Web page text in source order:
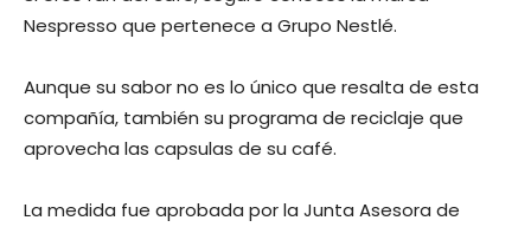
Nespresso que pertenece a Grupo Nestlé.
Aunque su sabor no es lo único que resalta de esta
compañía, también su programa de reciclaje que
aprovecha las capsulas de su café.
La medida fue aprobada por la Junta Asesora de